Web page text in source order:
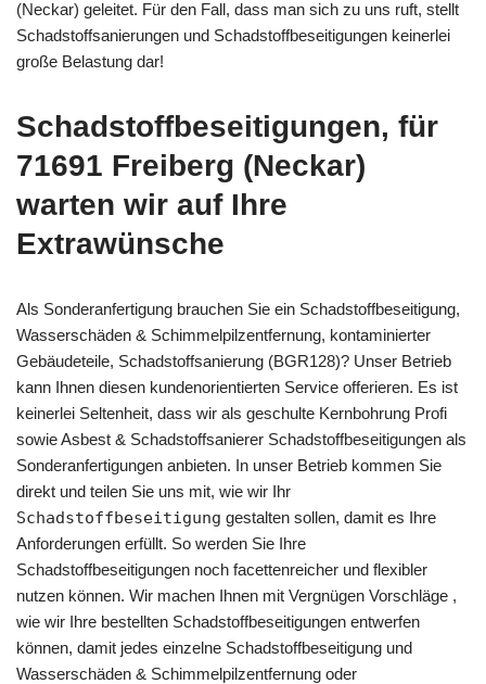
(Neckar) geleitet. Für den Fall, dass man sich zu uns ruft, stellt
Schadstoffsanierungen und Schadstoffbeseitigungen keinerlei
große Belastung dar!
Schadstoffbeseitigungen, für
71691 Freiberg (Neckar)
warten wir auf Ihre
Extrawünsche
Als Sonderanfertigung brauchen Sie ein Schadstoffbeseitigung,
Wasserschäden & Schimmelpilzentfernung, kontaminierter
Gebäudeteile, Schadstoffsanierung (BGR128)? Unser Betrieb
kann Ihnen diesen kundenorientierten Service offerieren. Es ist
keinerlei Seltenheit, dass wir als geschulte Kernbohrung Profi
sowie Asbest & Schadstoffsanierer Schadstoffbeseitigungen als
Sonderanfertigungen anbieten. In unser Betrieb kommen Sie
direkt und teilen Sie uns mit, wie wir Ihr
Schadstoffbeseitigung gestalten sollen, damit es Ihre
Anforderungen erfüllt. So werden Sie Ihre
Schadstoffbeseitigungen noch facettenreicher und flexibler
nutzen können. Wir machen Ihnen mit Vergnügen Vorschläge ,
wie wir Ihre bestellten Schadstoffbeseitigungen entwerfen
können, damit jedes einzelne Schadstoffbeseitigung und
Wasserschäden & Schimmelpilzentfernung oder